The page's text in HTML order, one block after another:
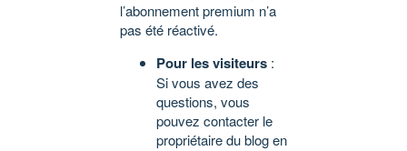
l’abonnement premium n’a
pas été réactivé.
Pour les visiteurs :
Si vous avez des
questions, vous
pouvez contacter le
propriétaire du blog en